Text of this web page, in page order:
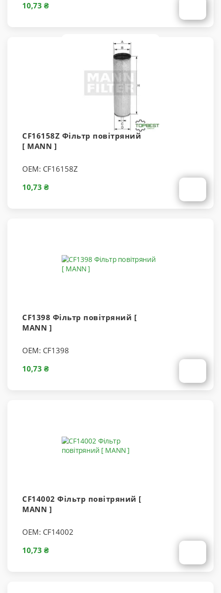
10,73 ₴
CF16158Z Фільтр повітряний
[ MANN ]
OEM: CF16158Z
10,73 ₴
CF1398 Фільтр повітряний [
MANN ]
OEM: CF1398
10,73 ₴
CF14002 Фільтр повітряний [
MANN ]
OEM: CF14002
10,73 ₴